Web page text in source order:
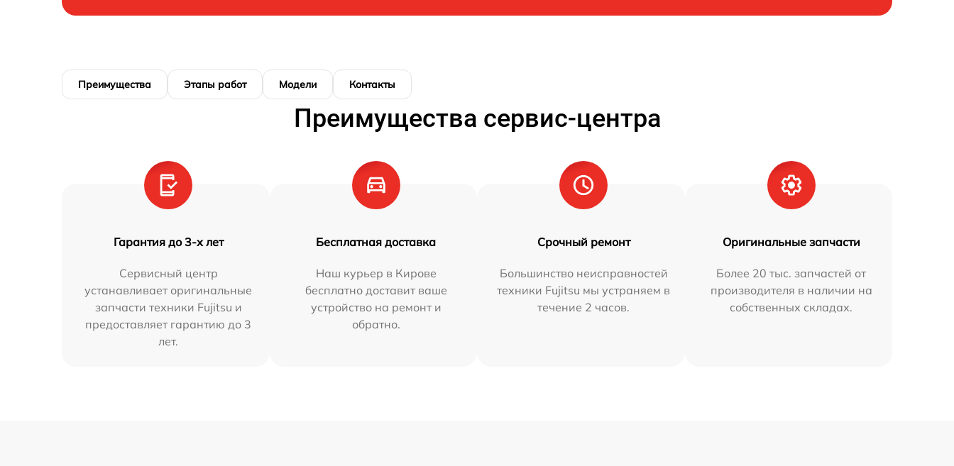
Преимущества Этапы работ Модели Контакты
Преимущества сервис-центра
Гарантия до 3-х лет
Сервисный центр
устанавливает оригинальные
запчасти техники Fujitsu и
предоставляет гарантию до 3
лет.
Бесплатная доставка
Наш курьер в Кирове
бесплатно доставит ваше
устройство на ремонт и
обратно.
Срочный ремонт
Большинство неисправностей
техники Fujitsu мы устраняем в
течение 2 часов.
Оригинальные запчасти
Более 20 тыс. запчастей от
производителя в наличии на
собственных складах.